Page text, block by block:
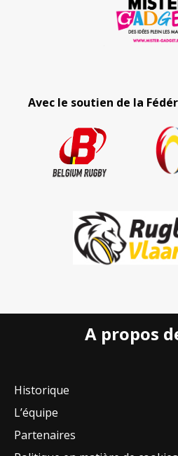
Avec le soutien de la
A propos
Historique
L’équipe
Partenaires